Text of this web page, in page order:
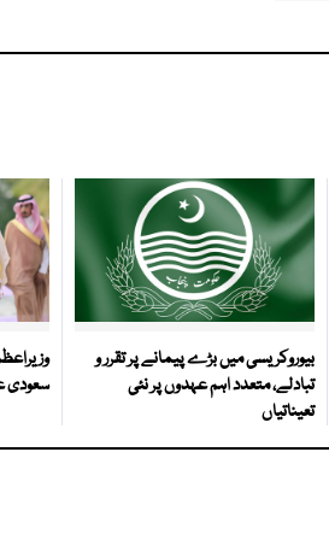
بیوروکریسی میں بڑے پیمانے پر تقرر و
تبادلے، متعدد اہم عہدوں پر نئی
تعیناتیاں
سعودی